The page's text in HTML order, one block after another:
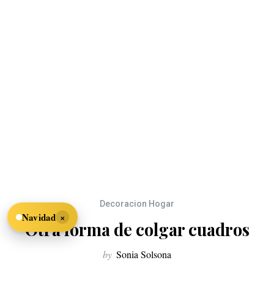
Decoracion Hogar
Otra forma de colgar cuadros
by Sonia Solsona
Navidad ×